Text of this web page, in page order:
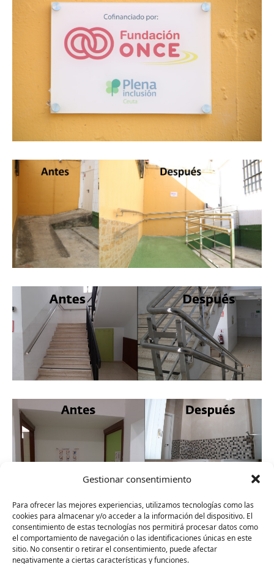
Gestionar consentimiento
Para ofrecer las mejores experiencias, utilizamos tecnologías como las
cookies para almacenar y/o acceder a la información del dispositivo. El
consentimiento de estas tecnologías nos permitirá procesar datos como
el comportamiento de navegación o las identificaciones únicas en este
sitio. No consentir o retirar el consentimiento, puede afectar
negativamente a ciertas características y funciones.